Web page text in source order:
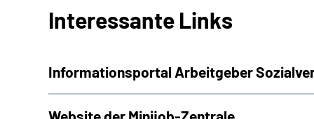
Interessante Links
Informationsportal Arbeitgeber